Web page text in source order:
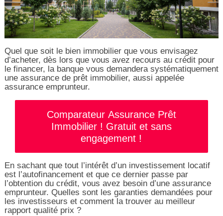
Quel que soit le bien immobilier que vous envisagez
d’acheter, dès lors que vous avez recours au crédit pour
le financer, la banque vous demandera systématiquement
une assurance de prêt immobilier, aussi appelée
assurance emprunteur.
Comparateur Assurance Prêt
Immobilier ! Gratuit et sans
engagement !
En sachant que tout l’intérêt d’un investissement locatif
est l’autofinancement et que ce dernier passe par
l’obtention du crédit, vous avez besoin d’une assurance
emprunteur. Quelles sont les garanties demandées pour
les investisseurs et comment la trouver au meilleur
rapport qualité prix ?